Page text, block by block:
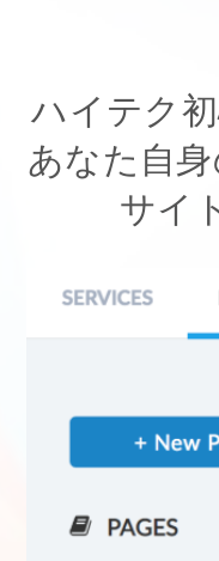
ハイテク
あなた自
サイ